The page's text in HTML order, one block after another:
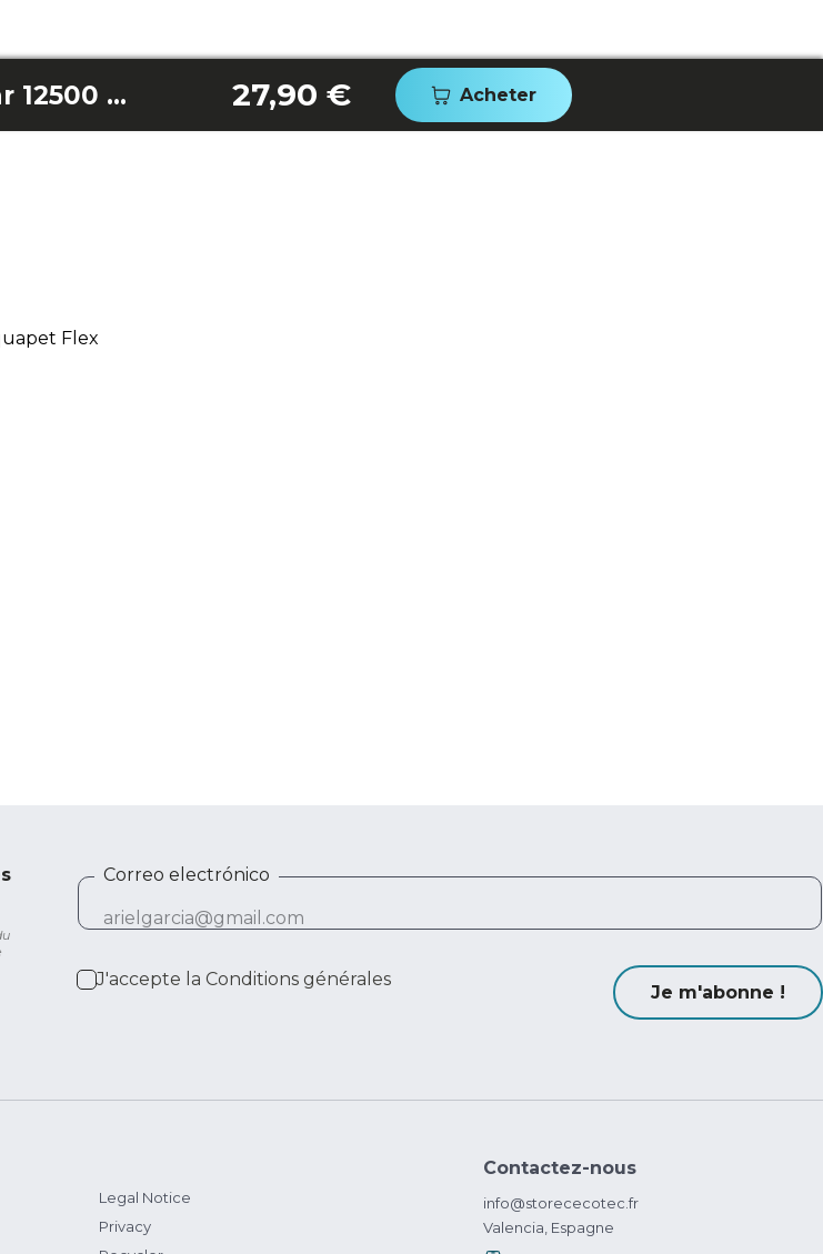
Réservoir d'eau Conga Rockstar 12500 Stellar Aquapet Flex 27,90 € Acheter
Flex
Correo electrónico
J'accepte la Conditions générales
Je m'abonne !
Legal Notice
Privacy
Contactez-nous
info@storececotec.fr
Valencia, Espagne